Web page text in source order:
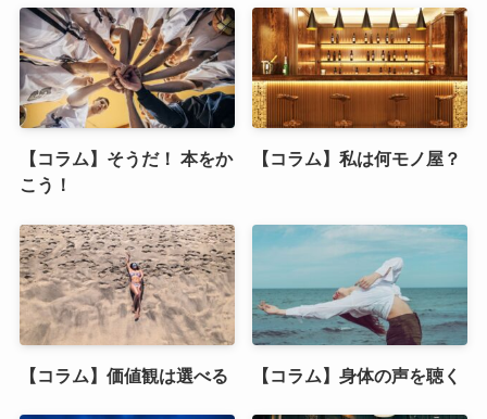
【コラム】そうだ！ 本をか
こう！
【コラム】私は何モノ屋？
【コラム】価値観は選べる 【コラム】身体の声を聴く